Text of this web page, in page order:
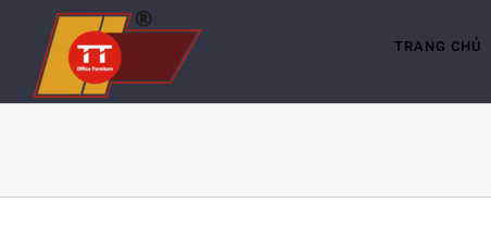
content
TRANG CHỦ